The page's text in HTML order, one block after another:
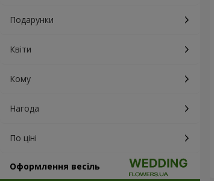
Подарунки
Квіти
Кому
Нагода
По ціні
Оформлення весіль